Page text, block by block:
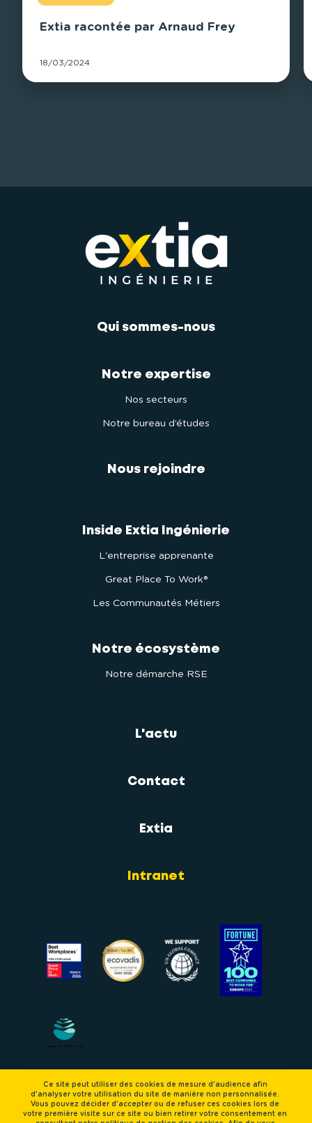
Extia racontée par Arnaud Frey
18/03/2024
Qui sommes-nous
Notre expertise
Nos secteurs
Notre bureau d’études
Nous rejoindre
Inside Extia Ingénierie
L'entreprise apprenante
Great Place To Work®
Les Communautés Métiers
Notre écosystème
Notre démarche RSE
L'actu
Contact
Extia
Intranet
Mentions légales
Ce site peut utiliser des cookies de mesure d’audience afin
d’analyser votre utilisation du site de manière non personnalisée.
Vous pouvez décider d’accepter ou de refuser ces cookies lors de
votre première visite sur ce site ou bien retirer votre consentement en